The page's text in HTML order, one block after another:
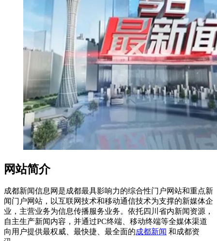
网站简介
成都新闻信息网是成都最具影响力的综合性门户网站和重点新
闻门户网站，以互联网技术和移动通信技术为支撑的新媒体企
业，主营业务为信息传播服务业务。依托四川省内新闻资源，
自主生产新闻内容，并通过PC终端、移动终端等全媒体渠道
向用户提供最权威、最快捷、最全面的成都新闻 和成都资